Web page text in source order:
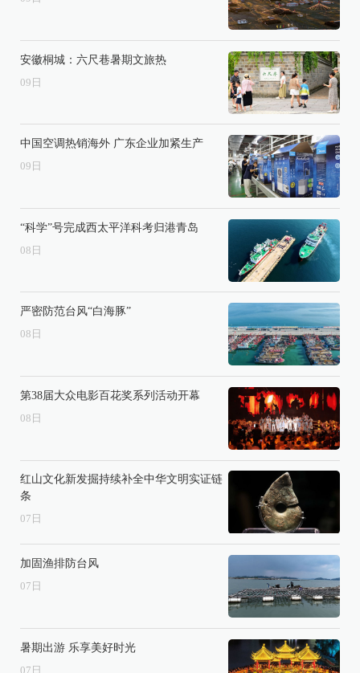
安徽桐城：六尺巷暑期文旅热
09 日
中国空调热销海外 广东企业加紧生产
09 日
“科学”号完成西太平洋科考归港青岛
08 日
严密防范台风“白海豚”
08 日
第38届大众电影百花奖系列活动开幕
08 日
红山文化新发掘持续补全中华文明实证链
条
07 日
加固渔排防台风
07 日
暑期出游 乐享美好时光
07 日